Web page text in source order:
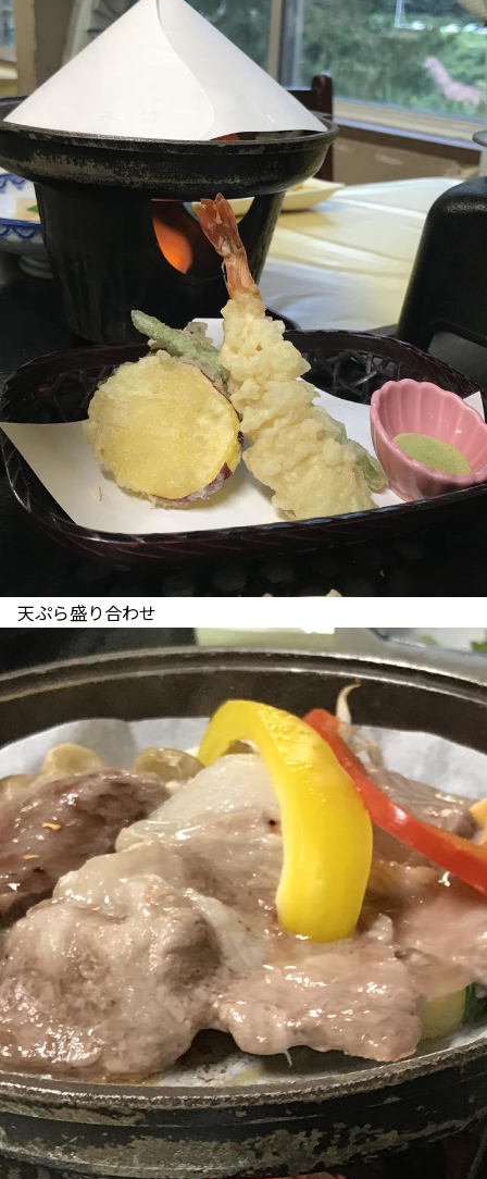
天ぷら盛り合わせ